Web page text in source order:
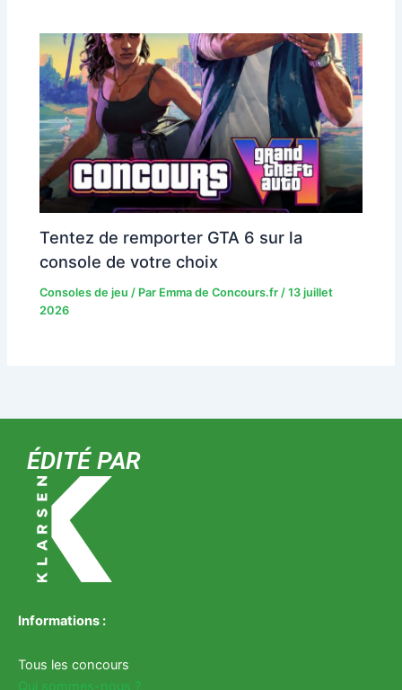
Tentez de remporter GTA 6 sur la
console de votre choix
Consoles de jeu / Par Emma de Concours.fr/13 juillet
2026
ÉDITÉ PAR
Informations :
Tous les concours
Qui sommes-nous ?